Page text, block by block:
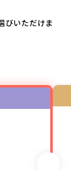
びいただけま